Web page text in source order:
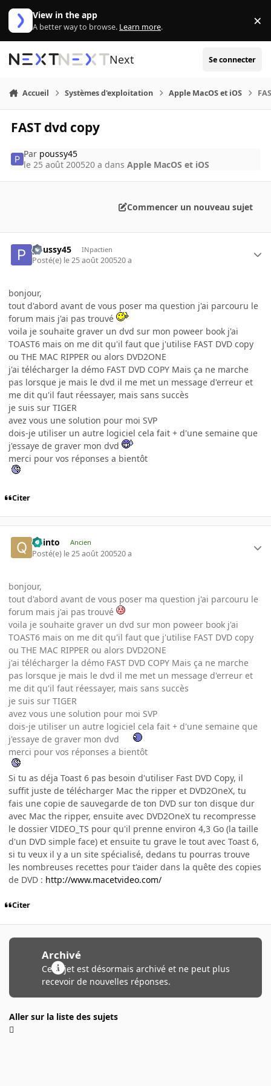
Aller au contenu
View in the app
A better way to browse. Learn more. ×
Next Se connecter
Accueil Systèmes d'exploitation Apple MacOS et iOS
FAST dvd copy
Par poussy45
le 25 août 200520 a dansApple MacOS et iOS
Commencer un nouveau sujet
poussy45 INpactien
Posté(e) le 25 août 200520 a
bonjour,
tout d'abord avant de vous poser ma question j'ai parcouru le
forum mais j'ai pas trouvé
voila je souhaite graver un dvd sur mon poweer book j'ai
TOAST6 mais on me dit qu'il faut que j'utilise FAST DVD copy
ou THE MAC RIPPER ou alors DVD2ONE
j'ai télécharger la démo FAST DVD COPY Mais ça ne marche
pas lorsque je mais le dvd il me met un message d'erreur et
me dit qu'il faut réessayer, mais sans succès
je suis sur TIGER
avez vous une solution pour moi SVP
dois-je utiliser un autre logiciel cela fait + d'une semaine que
j'essaye de graver mon dvd
merci pour vos réponses a bientôt
Citer
quinto Ancien
Posté(e) le 25 août 200520 a
bonjour,
tout d'abord avant de vous poser ma question j'ai parcouru le
forum mais j'ai pas trouvé
voila je souhaite graver un dvd sur mon poweer book j'ai
TOAST6 mais on me dit qu'il faut que j'utilise FAST DVD copy
ou THE MAC RIPPER ou alors DVD2ONE
j'ai télécharger la démo FAST DVD COPY Mais ça ne marche
pas lorsque je mais le dvd il me met un message d'erreur et
me dit qu'il faut réessayer, mais sans succès
je suis sur TIGER
avez vous une solution pour moi SVP
dois-je utiliser un autre logiciel cela fait + d'une semaine que
j'essaye de graver mon dvd
merci pour vos réponses a bientôt
Si tu as déja Toast 6 pas besoin d'utiliser Fast DVD Copy, il
suffit juste de télécharger Mac the ripper et DVD2OneX, tu
fais une copie de sauvegarde de ton DVD sur ton disque dur
avec Mac the ripper, ensuite avec DVD2OneX tu recompresse
le dossier VIDEO_TS pour qu'il prenne environ 4,3 Go (la taille
d'un DVD simple face) et ensuite tu grave le tout avec Toast 6,
si tu veux il y a un site spécialisé, dedans tu pourras trouve
les nombreuses recettes pour t'aider dans la quête des copies
de DVD : http://www.macetvideo.com/
Citer
Archivé
Ce sujet est désormais archivé et ne peut plus
recevoir de nouvelles réponses.
Aller sur la liste des sujets